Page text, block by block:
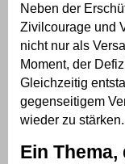
Neben der
Zivilcourage und
nicht nur als
Moment, der
Gleichzeitig
gegenseitigem
wieder zu stärken.
Ein